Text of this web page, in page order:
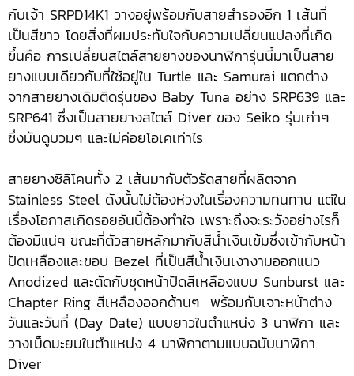
กับเจ้า SRPD14K1 วางอยู่พร้อมกับสายสำรองอีก 1 เส้นที่
เป็นสีขาว โดยสิ่งที่ผมประทับใจกับความเปลี่ยนแปลงที่เกิด
ขึ้นคือ การเปลี่ยนสไตล์สายยางของนาฬิการุ่นนี้มาเป็นสาย
ยางแบบเดียวกับที่ใช้อยู่ใน Turtle และ Samurai แตกต่าง
จากสายยางเดิมติดรุ่นของ Baby Tuna อย่าง SRP639 และ
SRP641 ซึ่งเป็นสายยางสไตล์ Diver ของ Seiko รุ่นเก่าๆ
ซึ่งมันดูบวมๆ และไม่ค่อยโอเคเท่าไร
สายยางซิลิโคนทั้ง 2 เส้นมากับตัวรัดสายที่ผลิตจาก
Stainless Steel ดังนั้นไม่ต้องห่วงในเรื่องความทนทาน แต่ใน
เรื่องโอกาสเกิดรอยอันนี้ต้องทำใจ เพราะถึงจะระวังอย่างไรก็
ต้องมีแน่ๆ ขณะที่ตัวสายหลักมากับสีน้ำเงินเข้มซึ่งเข้ากับหน้า
ปัดเหลืองและขอบ Bezel ที่เป็นสีน้ำเงินเงางามออกแนว
Anodized และตัดกับชุดหน้าปัดสีเหลืองแบบ Sunburst และ
Chapter Ring สีเหลืองออกด้านๆ พร้อมกับเจาะหน้าต่าง
วันและวันที่ (Day Date) แบบยาวในตำแหน่ง 3 นาฬิกา และ
วางเม็ดมะยมในตำแหน่ง 4 นาฬิกาตามแบบฉบับนาฬิกา
Diver